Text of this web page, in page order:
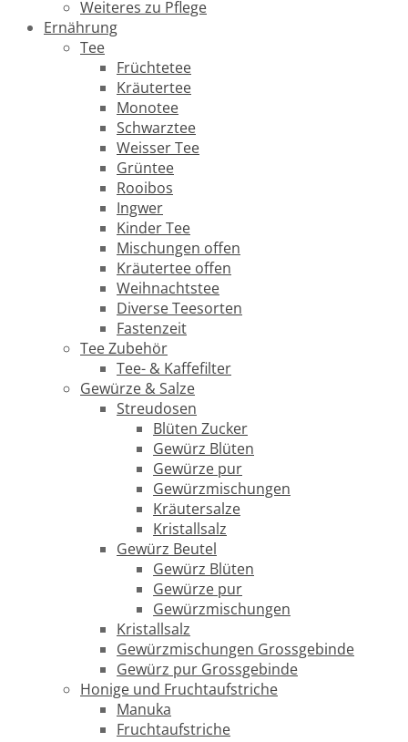
Weiteres zu Pflege
Ernährung
Tee
Früchtetee
Kräutertee
Monotee
Schwarztee
Weisser Tee
Grüntee
Rooibos
Ingwer
Kinder Tee
Mischungen offen
Kräutertee offen
Weihnachtstee
Diverse Teesorten
Fastenzeit
Tee Zubehör
Tee- & Kaffefilter
Gewürze & Salze
Streudosen
Blüten Zucker
Gewürz Blüten
Gewürze pur
Gewürzmischungen
Kräutersalze
Kristallsalz
Gewürz Beutel
Gewürz Blüten
Gewürze pur
Gewürzmischungen
Kristallsalz
Gewürzmischungen Grossgebinde
Gewürz pur Grossgebinde
Honige und Fruchtaufstriche
Manuka
Fruchtaufstriche